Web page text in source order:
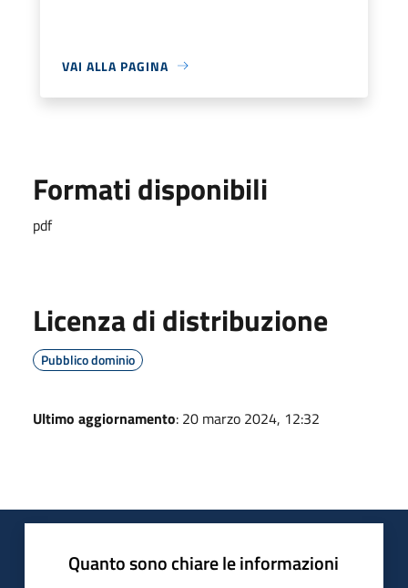
VAI ALLA PAGINA
Formati disponibili
pdf
Licenza di distribuzione
Pubblico dominio
Ultimo aggiornamento: 20 marzo 2024, 12:32
Quanto sono chiare le informazioni